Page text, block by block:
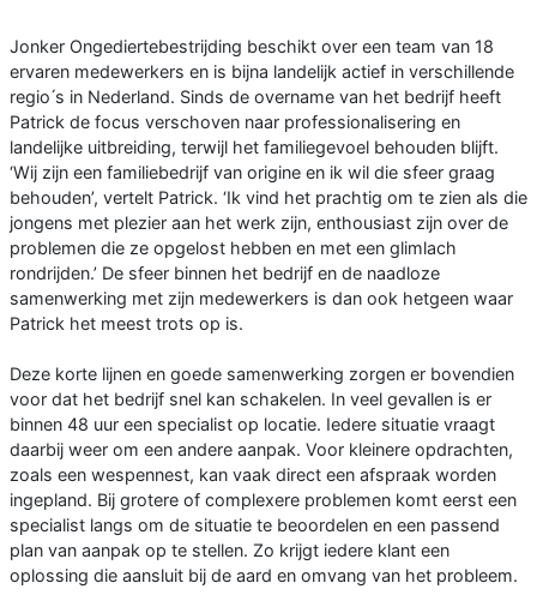
Jonker Ongediertebestrijding beschikt over een team van 18
ervaren medewerkers en is bijna landelijk actief in verschillende
regio ́s in Nederland. Sinds de overname van het bedrijf heeft
Patrick de focus verschoven naar professionalisering en
landelijke uitbreiding, terwijl het familiegevoel behouden blijft.
‘Wij zijn een familiebedrijf van origine en ik wil die sfeer graag
behouden’, vertelt Patrick. ‘Ik vind het prachtig om te zien als die
jongens met plezier aan het werk zijn, enthousiast zijn over de
problemen die ze opgelost hebben en met een glimlach
rondrijden.’ De sfeer binnen het bedrijf en de naadloze
samenwerking met zijn medewerkers is dan ook hetgeen waar
Patrick het meest trots op is.
Deze korte lijnen en goede samenwerking zorgen er bovendien
voor dat het bedrijf snel kan schakelen. In veel gevallen is er
binnen 48 uur een specialist op locatie. Iedere situatie vraagt
daarbij weer om een andere aanpak. Voor kleinere opdrachten,
zoals een wespennest, kan vaak direct een afspraak worden
ingepland. Bij grotere of complexere problemen komt eerst een
specialist langs om de situatie te beoordelen en een passend
plan van aanpak op te stellen. Zo krijgt iedere klant een
oplossing die aansluit bij de aard en omvang van het probleem.